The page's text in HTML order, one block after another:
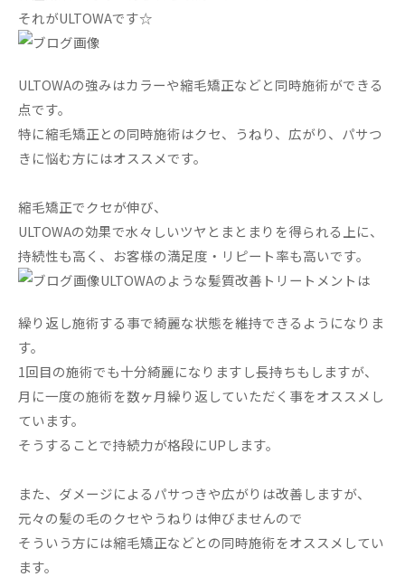
それがULTOWAです☆
ULTOWAの強みはカラーや縮毛矯正などと同時施術ができる
点です。
特に縮毛矯正との同時施術はクセ、うねり、広がり、パサつ
きに悩む方にはオススメです。
縮毛矯正でクセが伸び、
ULTOWAの効果で水々しいツヤとまとまりを得られる上に、
持続性も高く、お客様の満足度・リピート率も高いです。
ULTOWAのような髪質改善トリートメントは
繰り返し施術する事で綺麗な状態を維持できるようになりま
す。
1回目の施術でも十分綺麗になりますし長持ちもしますが、
月に一度の施術を数ヶ月繰り返していただく事をオススメし
ています。
そうすることで持続力が格段にUPします。
また、ダメージによるパサつきや広がりは改善しますが、
元々の髪の毛のクセやうねりは伸びませんので
そういう方には縮毛矯正などとの同時施術をオススメしてい
ます。